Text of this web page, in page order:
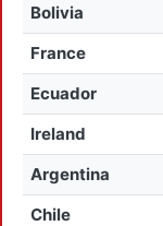
Bolivia
France
Ecuador
Ireland
Argentina
Chile